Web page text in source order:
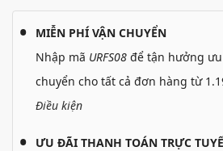
MIỄN PHÍ VẬN CHUYỂN
Nhập mã URFS08 để tận hưởng
chuyển cho tất cả đơn hàng từ
Điều kiện
ƯU ĐÃI THANH TOÁN TRỰC